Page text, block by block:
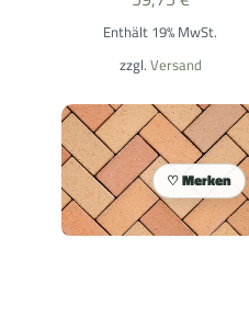
Enthält 19% MwSt.
zzgl. Versand
Merken